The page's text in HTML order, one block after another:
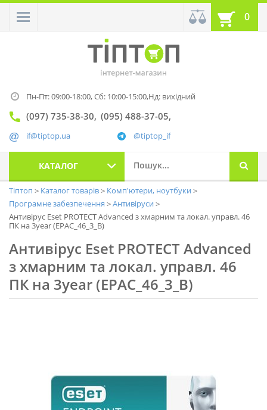
0
Пн-Пт: 09:00-18:00,Сб: 10:00-15:00,Нд: вихідний
(097) 735-38-30 (095) 488-37-05
@tiptop_if
if@tiptop.ua
КАТАЛОГ
Тіптоп Каталог товарів
Комп'ютери, ноутбуки
Програмне забезпечення
Антивіруси
Антивірус Eset PROTECT Advanced з хмарним та локал. управл. 46
ПК на 3year (EPAC_46_3_B)
Антивірус Eset PROTECT Advanced
з хмарним та локал. управл. 46
ПК на 3year (EPAC_46_3_B)